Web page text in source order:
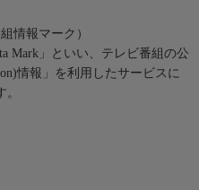
情報マーク）
Mark」といい、テレビ番組の公
情報」を利用したサービスに